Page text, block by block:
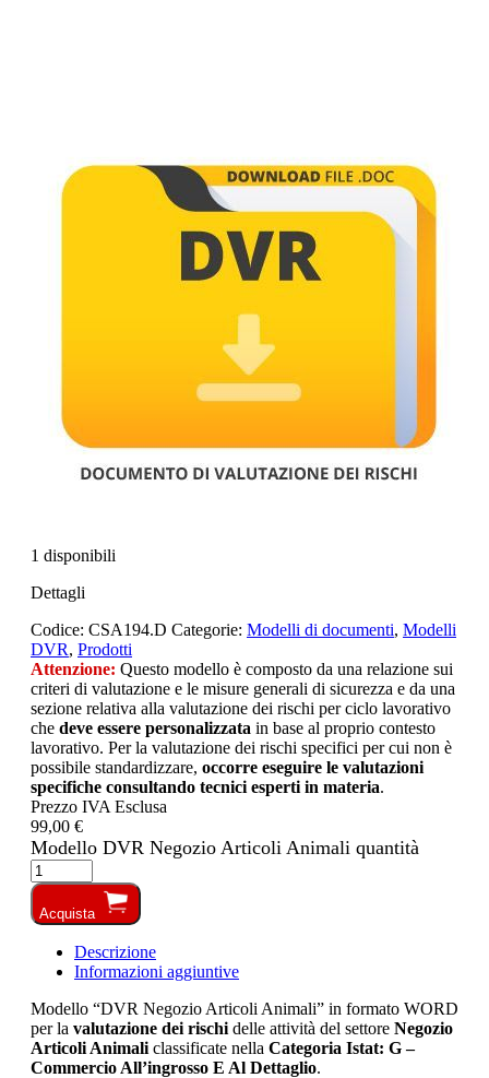
1 disponibili
Dettagli
Codice: CSA194.D Categorie: Modelli di documenti, Modelli
DVR, Prodotti
Attenzione: Questo modello è composto da una relazione sui
criteri di valutazione e le misure generali di sicurezza e da una
sezione relativa alla valutazione dei rischi per ciclo lavorativo
che deve essere personalizzata in base al proprio contesto
lavorativo. Per la valutazione dei rischi specifici per cui non è
possibile standardizzare, occorre eseguire le valutazioni
specifiche consultando tecnici esperti in materia.
Prezzo IVA Esclusa
99,00 €
Modello DVR Negozio Articoli Animali quantità
Acquista
Descrizione
Informazioni aggiuntive
Modello “DVR Negozio Articoli Animali” in formato WORD
per la valutazione dei rischi delle attività del settore Negozio
Articoli Animali classificate nella Categoria Istat: G –
Commercio All’ingrosso E Al Dettaglio.